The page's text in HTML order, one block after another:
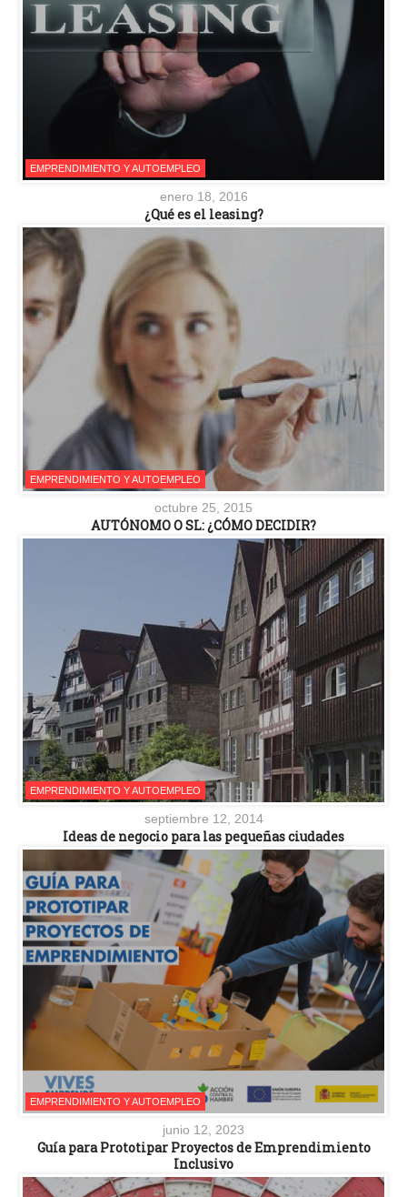
EMPRENDIMIENTO Y AUTOEMPLEO
enero 18, 2016
¿Qué es el leasing?
EMPRENDIMIENTO Y AUTOEMPLEO
octubre 25, 2015
AUTÓNOMO O SL: ¿CÓMO DECIDIR?
EMPRENDIMIENTO Y AUTOEMPLEO
septiembre 12, 2014
Ideas de negocio para las pequeñas ciudades
EMPRENDIMIENTO Y AUTOEMPLEO
junio 12, 2023
Guía para Prototipar Proyectos de Emprendimiento
Inclusivo